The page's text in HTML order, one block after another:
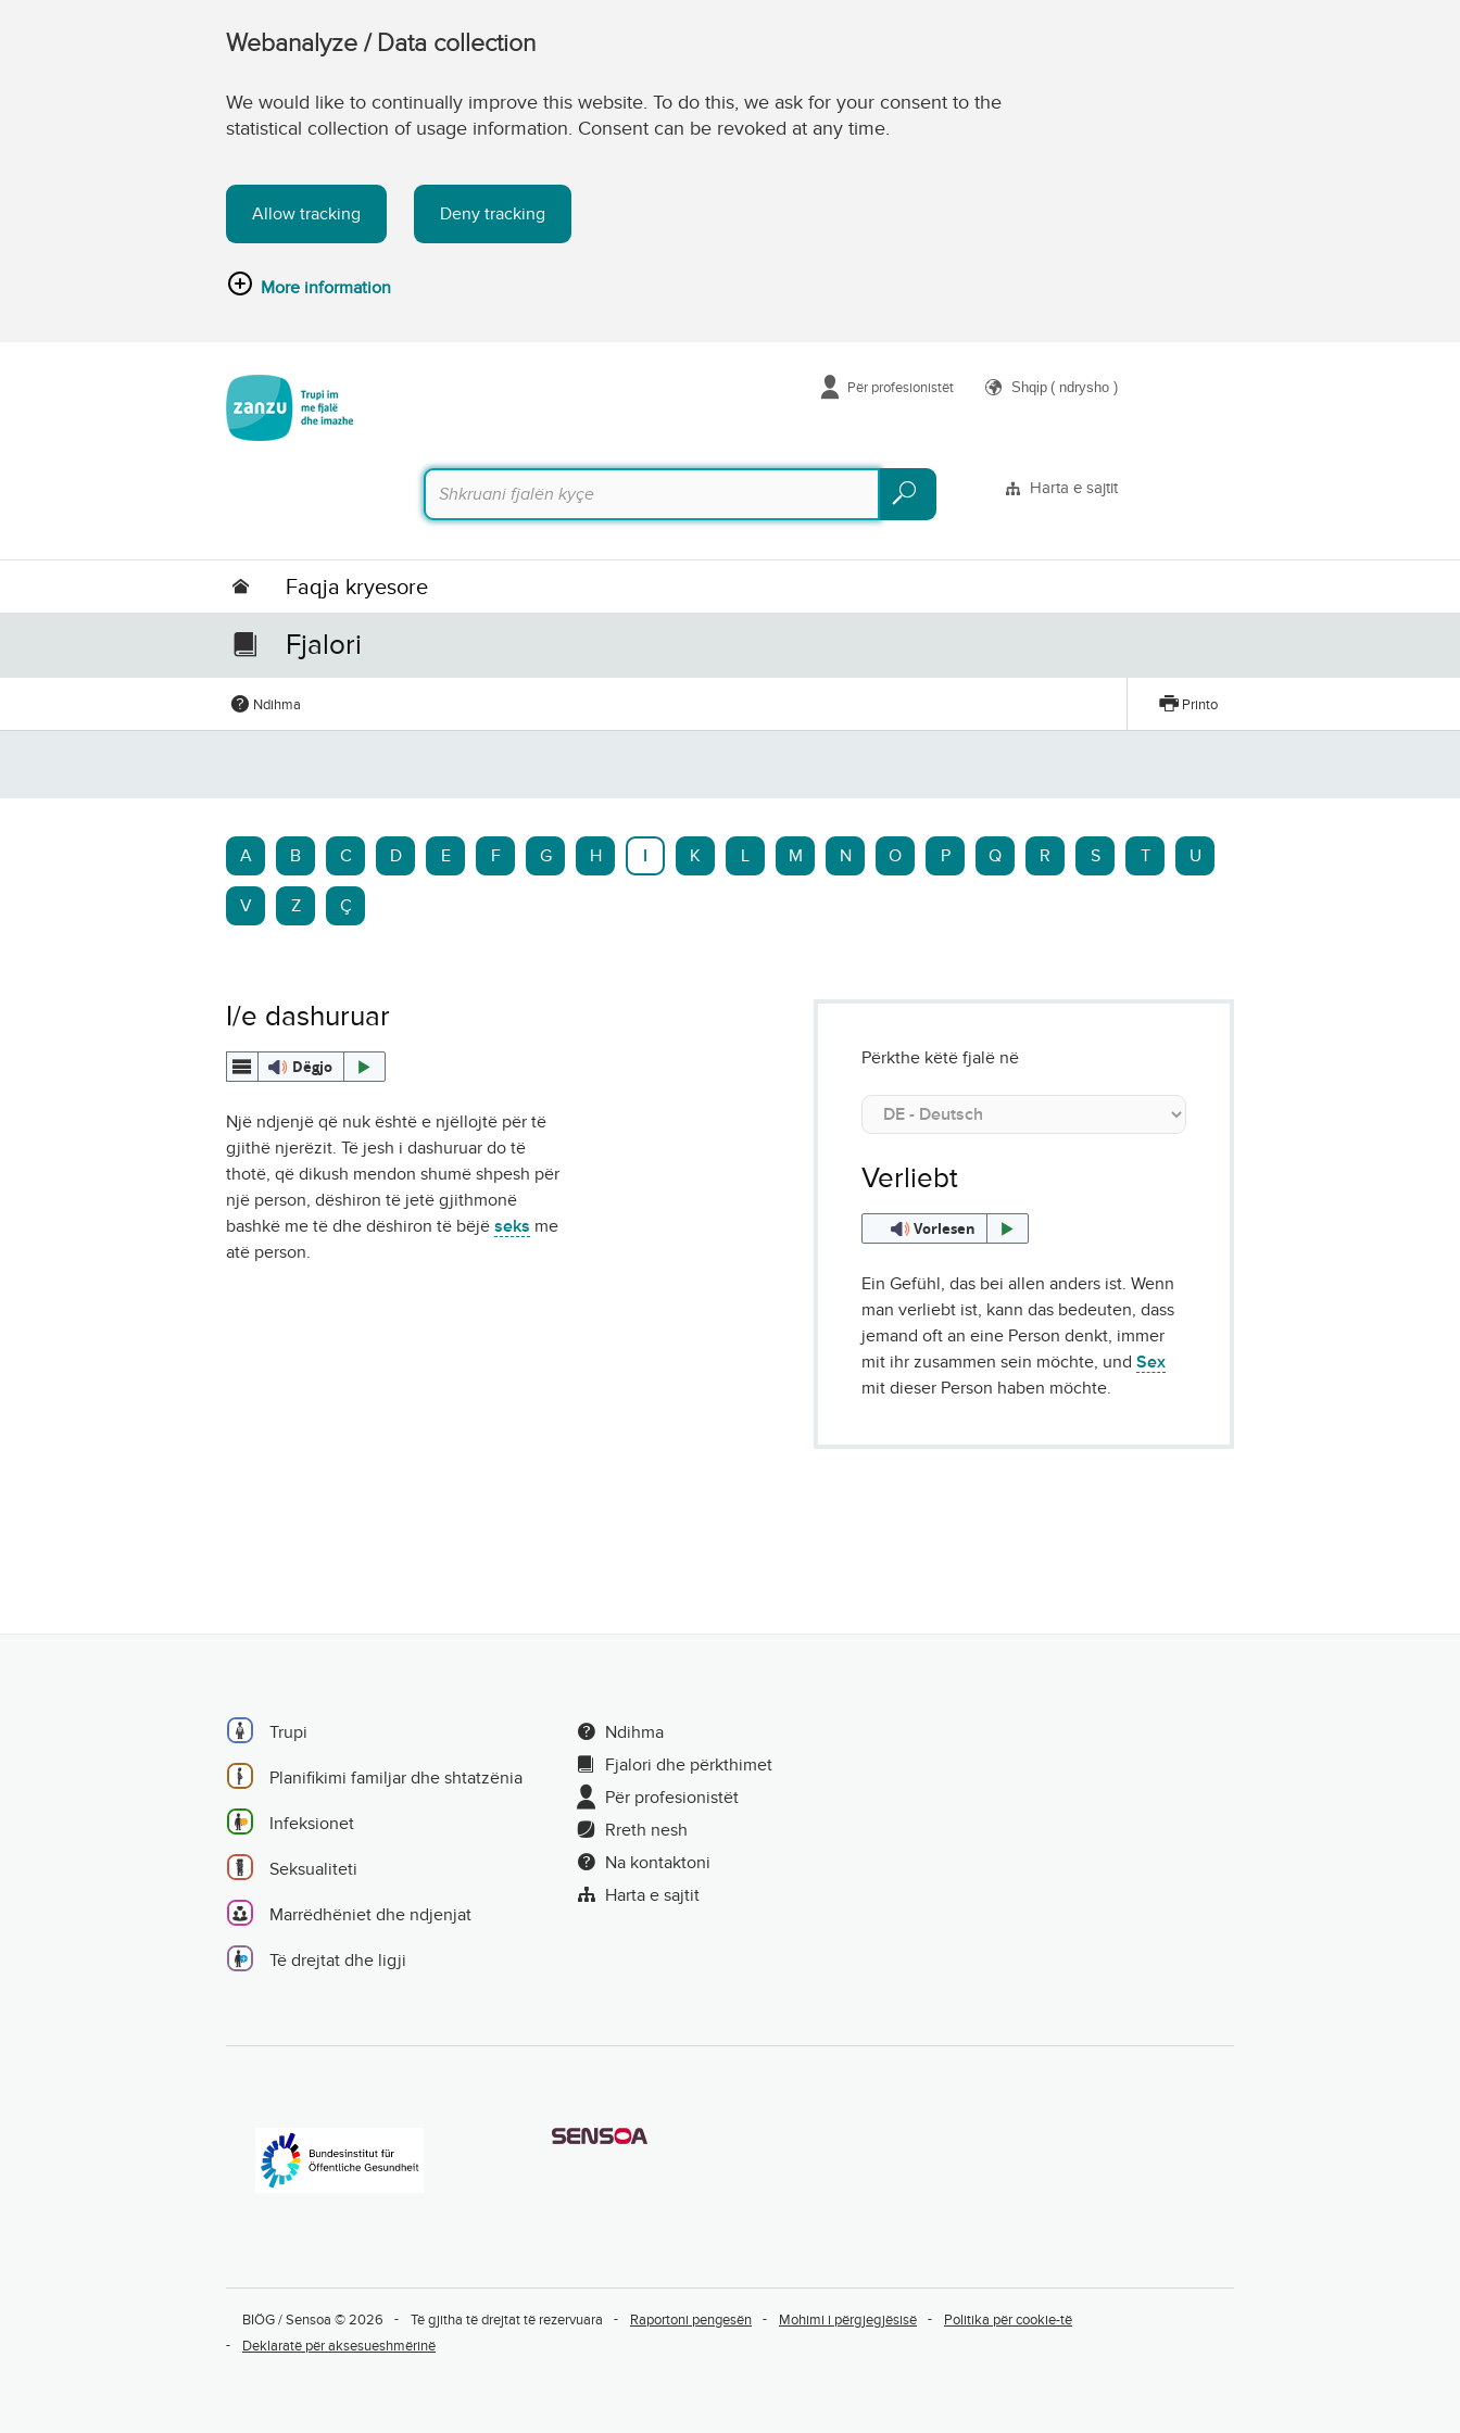
Webanalyze / Data collection
We would like to continually improve this website. To do this, we ask for your consent to the
statistical collection of usage information. Consent can be revoked at any time.
Allow tracking Deny tracking
More information
Për profesionistët Shqip ( ndrysho )
Kërko
Kërko
Harta e sajtit
Faqja kryesore
Fjalori
Ndihma Printo
A B C D E F G H I K L M N O P Q R S T U
V Z Ç
I/e dashuruar
Dëgjo
Një ndjenjë që nuk është e njëllojtë për të
gjithë njerëzit. Të jesh i dashuruar do të
thotë, që dikush mendon shumë shpesh për
një person, dëshiron të jetë gjithmonë
bashkë me të dhe dëshiron të bëjë seks me
atë person.
Përkthe këtë fjalë në
Verliebt
Vorlesen
Ein Gefühl, das bei allen anders ist. Wenn
man verliebt ist, kann das bedeuten, dass
jemand oft an eine Person denkt, immer
mit ihr zusammen sein möchte, undSex
mit dieser Person haben möchte.
Trupi
Planifikimi familjar dhe shtatzënia
Infeksionet
Seksualiteti
Marrëdhëniet dhe ndjenjat
Të drejtat dhe ligji
Ndihma
Fjalori dhe përkthimet
Për profesionistët
Rreth nesh
Na kontaktoni
Harta e sajtit
BIÖG / Sensoa © 2026 Të gjitha të drejtat të rezervuara Raportoni pengesën Mohimi i përgjegjësisë
Politika për cookie-të
Deklaratë për aksesueshmërinë